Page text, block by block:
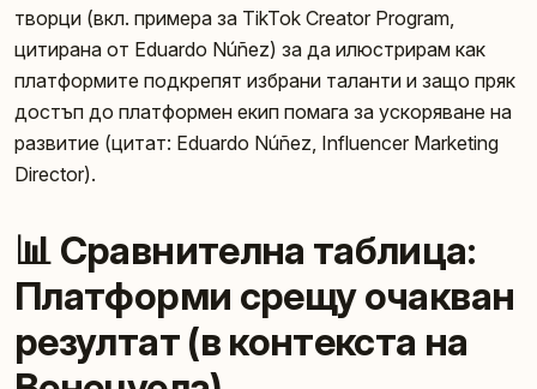
творци (вкл. примера за TikTok Creator Program,
цитирана от Eduardo Núñez) за да илюстрирам как
платформите подкрепят избрани таланти и защо пряк
достъп до платформен екип помага за ускоряване на
развитие (цитат: Eduardo Núñez, Influencer Marketing
Director).
📊 Сравнителна таблица:
Платформи срещу очакван
резултат (в контекста на